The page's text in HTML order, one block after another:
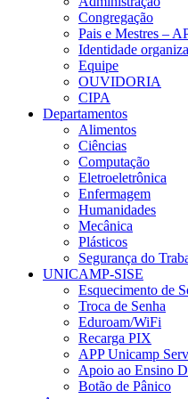
Congregação
Pais e Mestres –
Identidade
Equipe
OUVIDORIA
CIPA
Departamentos
Alimentos
Ciências
Computação
Eletroeletrônica
Enfermagem
Humanidades
Mecânica
Plásticos
Segurança do
UNICAMP-SISE
Esquecimento de
Troca de Senha
Eduroam/WiFi
Recarga PIX
APP Unicamp
Apoio ao Ensino
Botão de Pânico